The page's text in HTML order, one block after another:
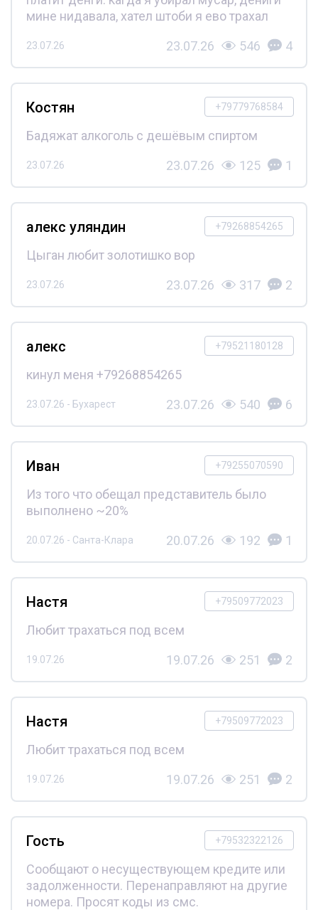
мине нидавала, хател штоби я ево трахал
23.07.26 23.07.26 546 4
+79779768584
Костян
Бадяжат алкоголь с дешёвым спиртом
23.07.26 23.07.26 125 1
+79268854265
алекс уляндин
Цыган любит золотишко вор
23.07.26 23.07.26 317 2
+79521180128
алекс
кинул меня +79268854265
23.07.26 - Бухарест 23.07.26 540 6
+79255070590
Иван
Из того что обещал представитель было
выполнено ~20%
20.07.26 - Санта-Клара 20.07.26 192 1
+79509772023
Настя
Любит трахаться под всем
19.07.26 19.07.26 251 2
+79509772023
Настя
Любит трахаться под всем
19.07.26 19.07.26 251 2
+79532322126
Гость
Сообщают о несуществующем кредите или
задолженности. Перенаправляют на другие
номера. Просят коды из смс.